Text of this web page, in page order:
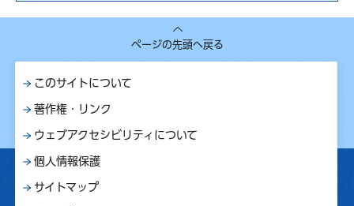
ページの先頭へ戻る
このサイトについて
著作権・リンク
ウェブアクセシビリティについて
個人情報保護
サイトマップ